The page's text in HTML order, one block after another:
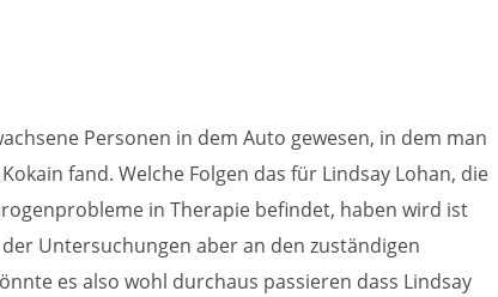
Personen in dem Auto gewesen, in dem man
fand. Welche Folgen das für Lindsay Lohan, die
in Therapie befindet, haben wird ist
Untersuchungen aber an den zuständigen
es also wohl durchaus passieren dass Lindsay